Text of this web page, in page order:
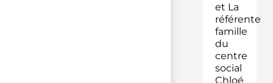
et La
référente
famille
du
centre
social
Chloé